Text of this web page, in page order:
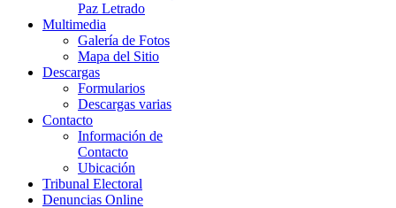
Paz Letrado
Multimedia
Galería de Fotos
Mapa del Sitio
Descargas
Formularios
Descargas varias
Contacto
Información de
Contacto
Ubicación
Tribunal Electoral
Denuncias Online